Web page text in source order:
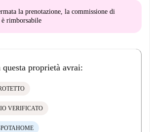
la prenotazione, la commissione di
è rimborsabile
proprietà avrai:
VERIFICATO